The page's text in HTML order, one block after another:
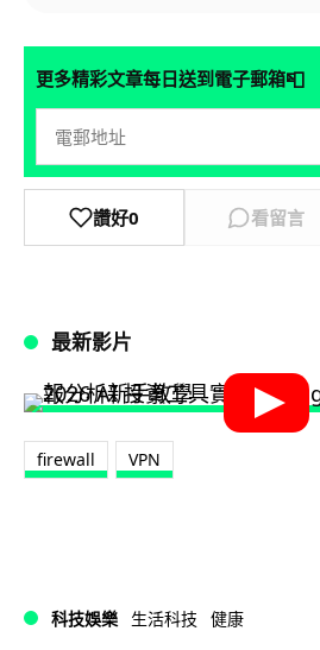
更多精彩文章每日送到電子郵箱📮
讚好0 看留言
最新影片
firewall VPN
科技娛樂 生活科技 健康